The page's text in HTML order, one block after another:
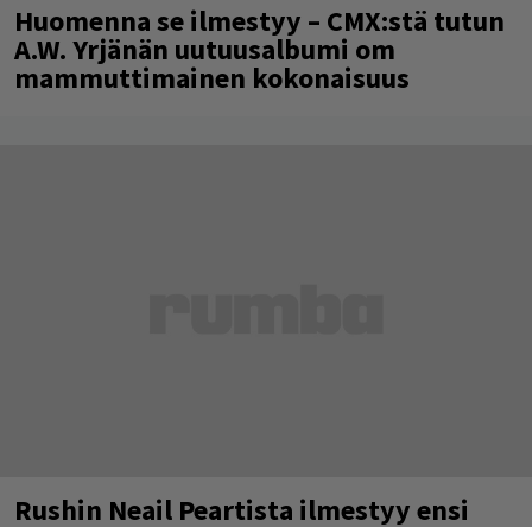
Huomenna se ilmestyy – CMX:stä tutun
A.W. Yrjänän uutuusalbumi om
mammuttimainen kokonaisuus
Rushin Neail Peartista ilmestyy ensi